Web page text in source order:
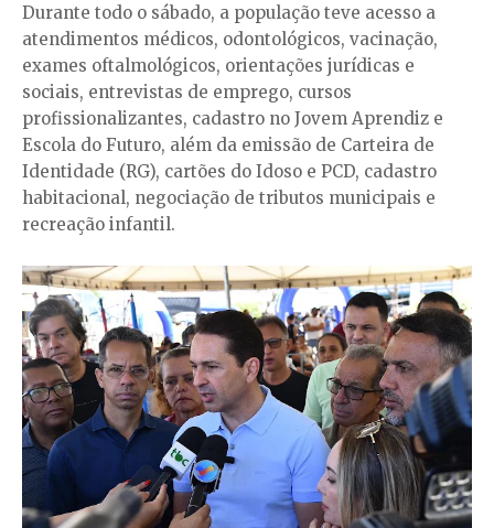
Durante todo o sábado, a população teve acesso a
atendimentos médicos, odontológicos, vacinação,
exames oftalmológicos, orientações jurídicas e
sociais, entrevistas de emprego, cursos
profissionalizantes, cadastro no Jovem Aprendiz e
Escola do Futuro, além da emissão de Carteira de
Identidade (RG), cartões do Idoso e PCD, cadastro
habitacional, negociação de tributos municipais e
recreação infantil.